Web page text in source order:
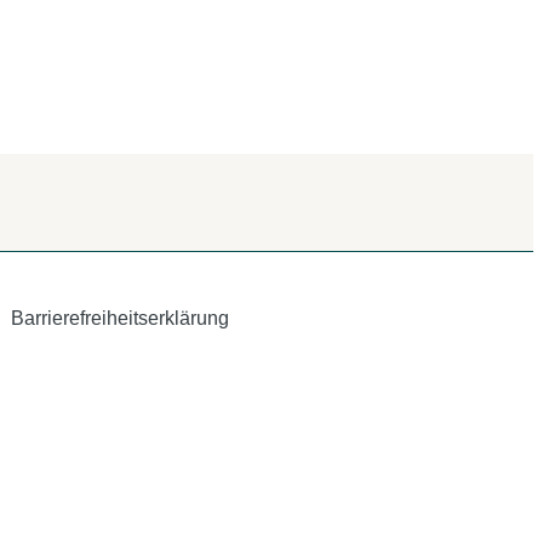
Barrierefreiheitserklärung